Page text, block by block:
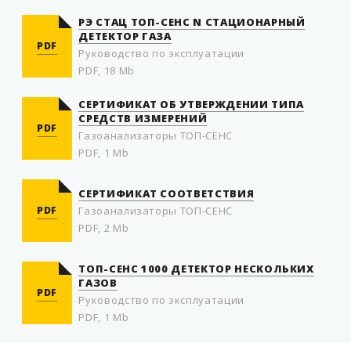
PDF
РЭ СТАЦ ТОП-СЕНС N СТАЦИОНАРНЫЙ
ДЕТЕКТОР ГАЗА
Руководство по эксплуатации
PDF, 18 Mb
PDF
СЕРТИФИКАТ ОБ УТВЕРЖДЕНИИ ТИПА
СРЕДСТВ ИЗМЕРЕНИЙ
Газоанализаторы ТОП-СЕНС
PDF, 1 Mb
PDF
СЕРТИФИКАТ СООТВЕТСТВИЯ
Газоанализаторы ТОП-СЕНС
PDF, 2 Mb
PDF
ТОП-СЕНС 1000 ДЕТЕКТОР НЕСКОЛЬКИХ
ГАЗОВ
Руководство по эксплуатации
PDF, 1 Mb